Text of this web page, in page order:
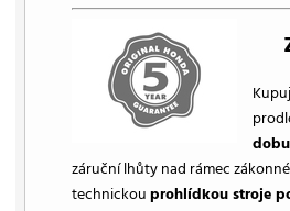
záruční lhůty nad rámec
technickouprohlídkou stroje